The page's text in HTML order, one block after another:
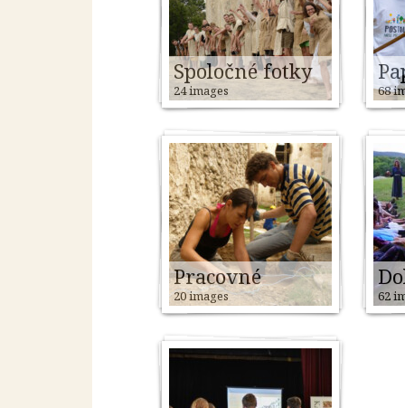
Spoločné fotky
24 images 68
Pracovné
20 images 62